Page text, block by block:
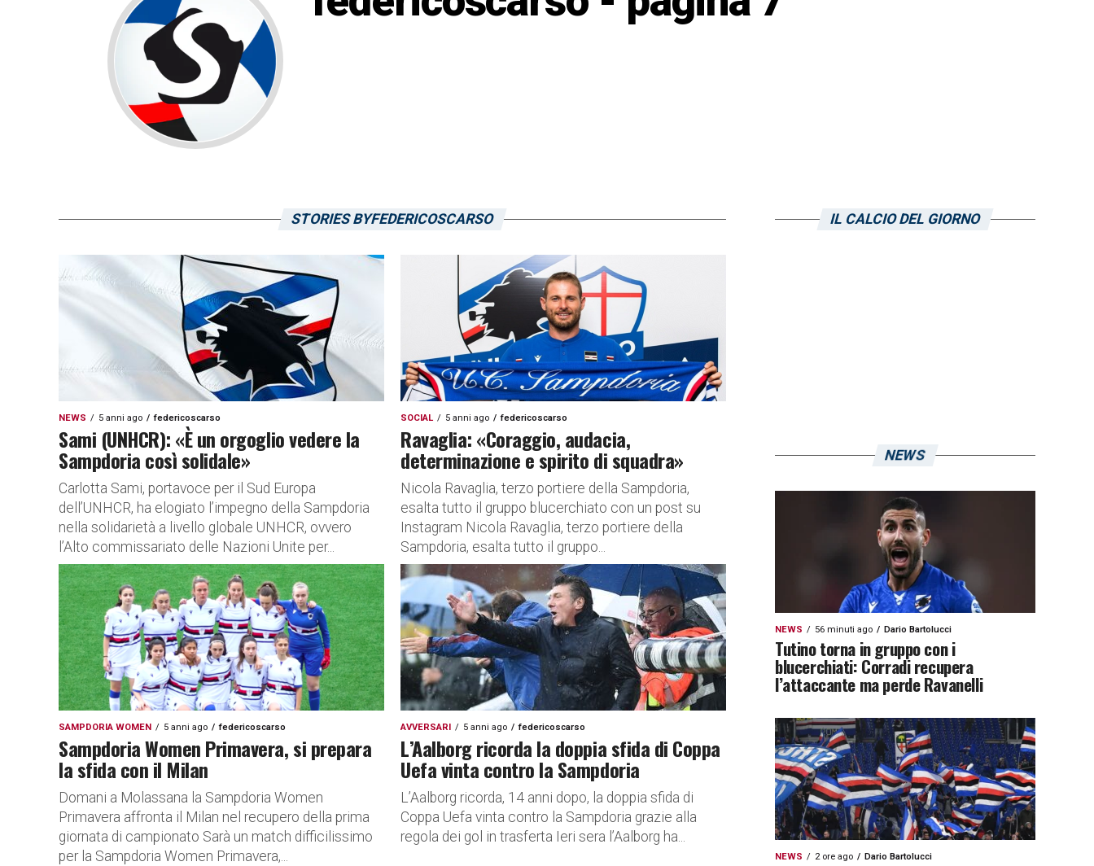
STORIES BYFEDERICOSCARSO
NEWS 5 anni ago federicoscarso
Sami (UNHCR): «È un orgoglio vedere la
Sampdoria così solidale»
Carlotta Sami, portavoce per il Sud Europa
dell’UNHCR, ha elogiato l’impegno della Sampdoria
nella solidarietà a livello globale UNHCR, ovvero
l’Alto commissariato delle Nazioni Unite per...
SOCIAL 5 anni ago federicoscarso
Ravaglia: «Coraggio, audacia,
determinazione e spirito di squadra»
Nicola Ravaglia, terzo portiere della Sampdoria,
esalta tutto il gruppo blucerchiato con un post su
Instagram Nicola Ravaglia, terzo portiere della
Sampdoria, esalta tutto il gruppo...
SAMPDORIA WOMEN 5 anni ago federicoscarso
Sampdoria Women Primavera, si prepara
la sfida con il Milan
Domani a Molassana la Sampdoria Women
Primavera affronta il Milan nel recupero della prima
giornata di campionato Sarà un match difficilissimo
per la Sampdoria Women Primavera,...
AVVERSARI 5 anni ago federicoscarso
L’Aalborg ricorda la doppia sfida di Coppa
Uefa vinta contro la Sampdoria
L’Aalborg ricorda, 14 anni dopo, la doppia sfida di
Coppa Uefa vinta contro la Sampdoria grazie alla
regola dei gol in trasferta Ieri sera l’Aalborg ha...
IL CALCIO DEL GIORNO
NEWS
NEWS 56 minuti ago Dario Bartolucci
Tutino torna in gruppo con i
blucerchiati: Corradi recupera
l’attaccante ma perde Ravanelli
NEWS 2 ore ago Dario Bartolucci